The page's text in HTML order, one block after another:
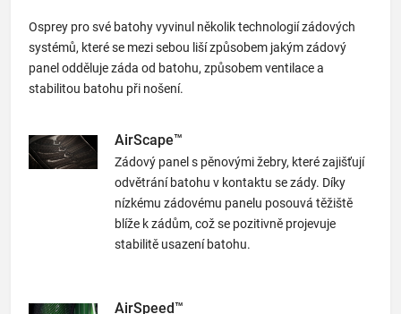
Osprey pro své batohy vyvinul několik technologií zádových
systémů, které se mezi sebou liší způsobem jakým zádový
panel odděluje záda od batohu, způsobem ventilace a
stabilitou batohu při nošení.
AirScape™
Zádový panel s pěnovými žebry, které zajišťují
odvětrání batohu v kontaktu se zády. Díky
nízkému zádovému panelu posouvá těžiště
blíže k zádům, což se pozitivně projevuje
stabilitě usazení batohu.
AirSpeed™